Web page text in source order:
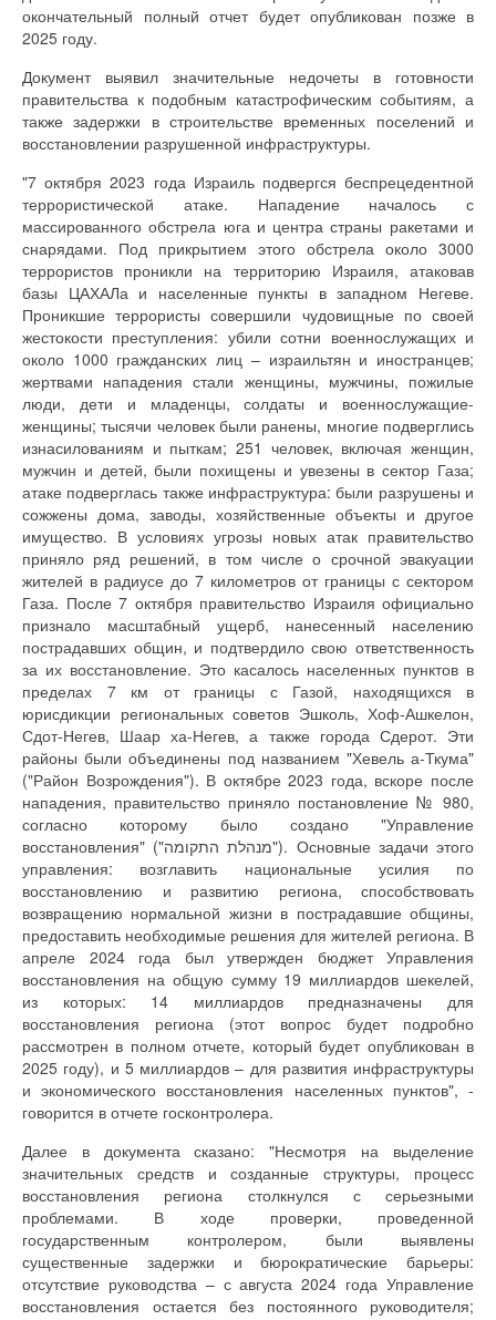
окончательный полный отчет будет опубликован позже в
2025 году.
Документ выявил значительные недочеты в готовности
правительства к подобным катастрофическим событиям, а
также задержки в строительстве временных поселений и
восстановлении разрушенной инфраструктуры.
"7 октября 2023 года Израиль подвергся беспрецедентной
террористической атаке. Нападение началось с
массированного обстрела юга и центра страны ракетами и
снарядами. Под прикрытием этого обстрела около 3000
террористов проникли на территорию Израиля, атаковав
базы ЦАХАЛа и населенные пункты в западном Негеве.
Проникшие террористы совершили чудовищные по своей
жестокости преступления: убили сотни военнослужащих и
около 1000 гражданских лиц – израильтян и иностранцев;
жертвами нападения стали женщины, мужчины, пожилые
люди, дети и младенцы, солдаты и военнослужащие-
женщины; тысячи человек были ранены, многие подверглись
изнасилованиям и пыткам; 251 человек, включая женщин,
мужчин и детей, были похищены и увезены в сектор Газа;
атаке подверглась также инфраструктура: были разрушены и
сожжены дома, заводы, хозяйственные объекты и другое
имущество. В условиях угрозы новых атак правительство
приняло ряд решений, в том числе о срочной эвакуации
жителей в радиусе до 7 километров от границы с сектором
Газа. После 7 октября правительство Израиля официально
признало масштабный ущерб, нанесенный населению
пострадавших общин, и подтвердило свою ответственность
за их восстановление. Это касалось населенных пунктов в
пределах 7 км от границы с Газой, находящихся в
юрисдикции региональных советов Эшколь, Хоф-Ашкелон,
Сдот-Негев, Шаар ха-Негев, а также города Сдерот. Эти
районы были объединены под названием "Хевель а-Ткума"
("Район Возрождения"). В октябре 2023 года, вскоре после
нападения, правительство приняло постановление № 980,
согласно которому было создано "Управление
восстановления" ("מנהלת התקומה"). Основные задачи этого
управления: возглавить национальные усилия по
восстановлению и развитию региона, способствовать
возвращению нормальной жизни в пострадавшие общины,
предоставить необходимые решения для жителей региона. В
апреле 2024 года был утвержден бюджет Управления
восстановления на общую сумму 19 миллиардов шекелей,
из которых: 14 миллиардов предназначены для
восстановления региона (этот вопрос будет подробно
рассмотрен в полном отчете, который будет опубликован в
2025 году), и 5 миллиардов – для развития инфраструктуры
и экономического восстановления населенных пунктов", -
говорится в отчете госконтролера.
Далее в документа сказано: "Несмотря на выделение
значительных средств и созданные структуры, процесс
восстановления региона столкнулся с серьезными
проблемами. В ходе проверки, проведенной
государственным контролером, были выявлены
существенные задержки и бюрократические барьеры:
отсутствие руководства – с августа 2024 года Управление
восстановления остается без постоянного руководителя;